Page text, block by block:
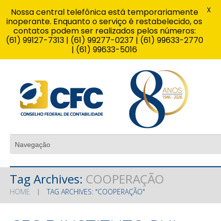
Tag Archives: COOPERAÇÃO
HOME TAG ARCHIVES: "COOPERAÇÃO"
Nossa central telefônica está temporariamente
inoperante. Enquanto o serviço é restabelecido, os
contatos podem ser realizados pelos números:
(61) 99127-7313 | (61) 99277-0237 | (61) 99633-2770
| (61) 99633-5016
X